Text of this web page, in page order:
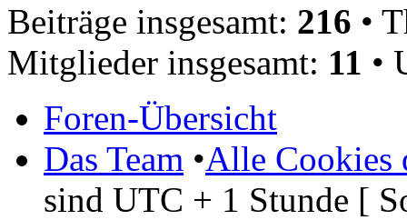
Beiträge insgesamt: 216 •
Mitglieder insgesamt: 11 •
Foren-Übersicht
Das Team •Alle Cookies
sind UTC + 1 Stunde [